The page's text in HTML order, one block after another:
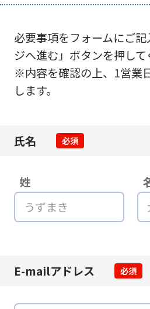
必要事項をフォームにご
ジへ進む」ボタンを押して
※内容を確認の上、1営業
します。
氏名 必須
姓
E-mailアドレス 必須